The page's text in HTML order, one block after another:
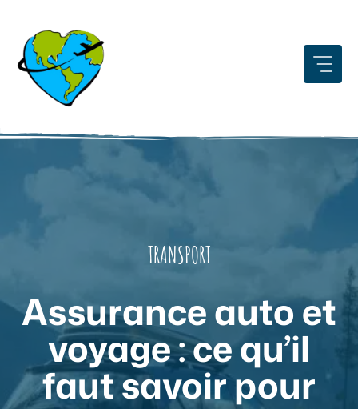
contenu
TRANSPORT
Assurance auto et
voyage : ce qu’il
faut savoir pour